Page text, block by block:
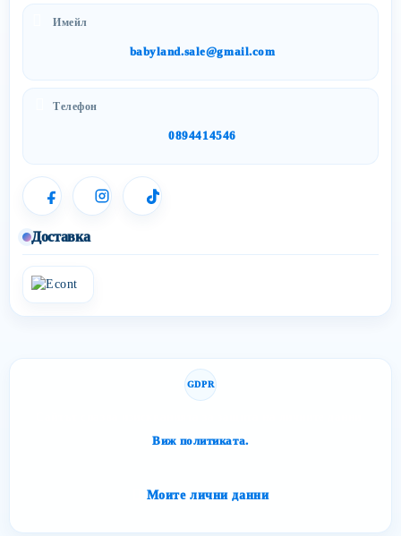
Имейл
babyland.sale@gmail.com
Телефон
0894414546
Доставка
GDPR
Виж политиката.
Моите лични данни